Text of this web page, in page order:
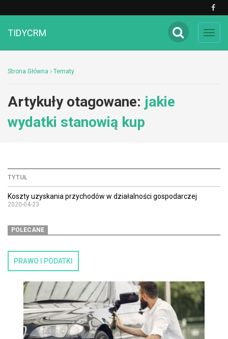
TIDYCRM
Strona Główna Tematy
Artykuły otagowane: jakie
wydatki stanowią kup
TYTUŁ
Koszty uzyskania przychodów w działalności gospodarczej
2020-04-23
POLECANE
PRAWO I PODATKI